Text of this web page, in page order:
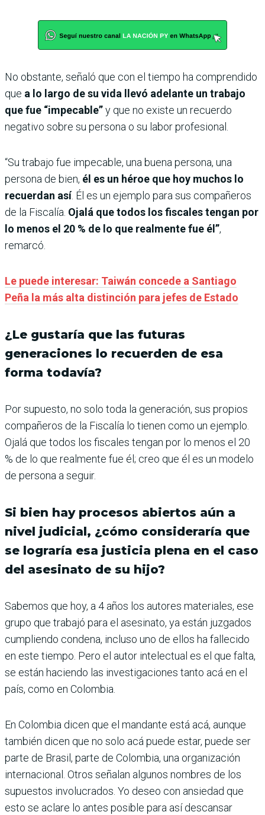
No obstante, señaló que con el tiempo ha comprendido
que a lo largo de su vida llevó adelante un trabajo
que fue “impecable”y que no existe un recuerdo
negativo sobre su persona o su labor profesional.
“Su trabajo fue impecable, una buena persona, una
persona de bien, él es un héroe que hoy muchos lo
recuerdan así. Él es un ejemplo para sus compañeros
de la Fiscalía. Ojalá que todos los fiscales tengan por
lo menos el 20 % de lo que realmente fue él”,
remarcó.
Le puede interesar: Taiwán concede a Santiago
Peña la más alta distinción para jefes de Estado
¿Le gustaría que las futuras
generaciones lo recuerden de esa
forma todavía?
Por supuesto, no solo toda la generación, sus propios
compañeros de la Fiscalía lo tienen como un ejemplo.
Ojalá que todos los fiscales tengan por lo menos el 20
% de lo que realmente fue él; creo que él es un modelo
de persona a seguir.
Si bien hay procesos abiertos aún a
nivel judicial, ¿cómo consideraría que
se lograría esa justicia plena en el caso
del asesinato de su hijo?
Sabemos que hoy, a 4 años los autores materiales, ese
grupo que trabajó para el asesinato, ya están juzgados
cumpliendo condena, incluso uno de ellos ha fallecido
en este tiempo. Pero el autor intelectual es el que falta,
se están haciendo las investigaciones tanto acá en el
país, como en Colombia.
En Colombia dicen que el mandante está acá, aunque
también dicen que no solo acá puede estar, puede ser
parte de Brasil, parte de Colombia, una organización
internacional. Otros señalan algunos nombres de los
supuestos involucrados. Yo deseo con ansiedad que
esto se aclare lo antes posible para así descansar